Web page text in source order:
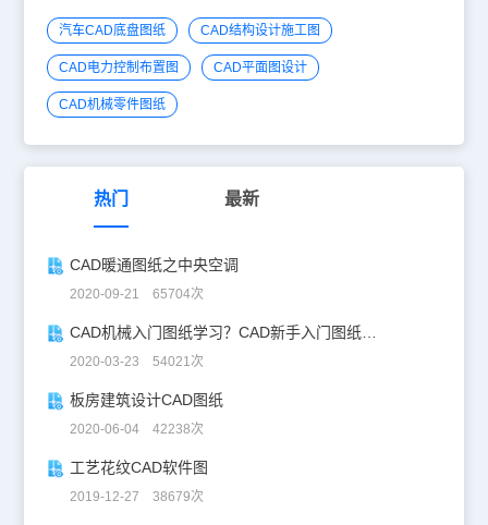
汽车CAD底盘图纸 CAD结构设计施工图
CAD电力控制布置图 CAD平面图设计
CAD机械零件图纸
热门 最新
CAD暖通图纸之中央空调
2020-09-21 65704次
CAD机械入门图纸学习？CAD新手入门图纸练习
2020-03-23 54021次
板房建筑设计CAD图纸
2020-06-04 42238次
工艺花纹CAD软件图
2019-12-27 38679次